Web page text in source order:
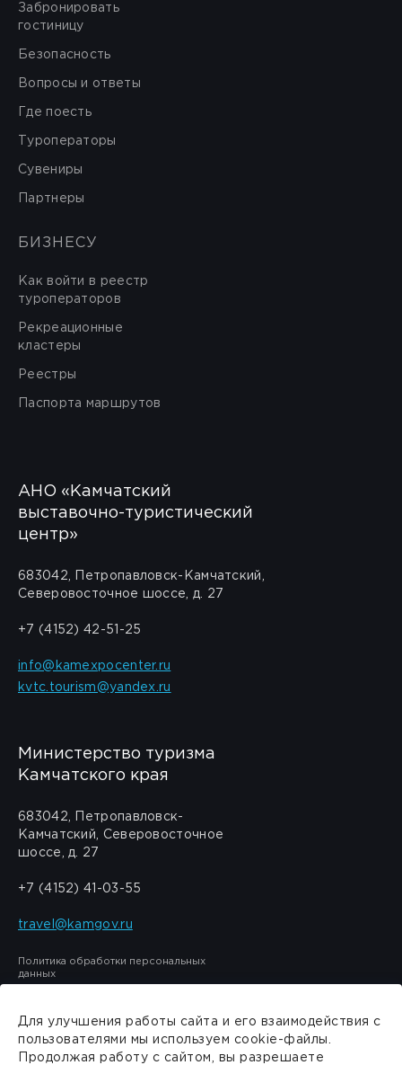
Забронировать
гостиницу
Безопасность
Вопросы и ответы
Где поесть
Туроператоры
Сувениры
Партнеры
БИЗНЕСУ
Как войти в реестр
туроператоров
Рекреационные
кластеры
Реестры
Паспорта маршрутов
АНО «Камчатский
выставочно-туристический
центр»
683042, Петропавловск-Камчатский,
Северовосточное шоссе, д. 27
+7 (4152) 42-51-25
info@kamexpocenter.ru
kvtc.tourism@yandex.ru
Министерство туризма
Камчатского края
683042, Петропавловск-
Камчатский, Северовосточное
шоссе, д. 27
+7 (4152) 41-03-55
travel@kamgov.ru
Политика обработки персональных
данных
Для улучшения работы сайта и его взаимодействия с
пользователями мы используем cookie-файлы.
Продолжая работу с сайтом, вы разрешаете